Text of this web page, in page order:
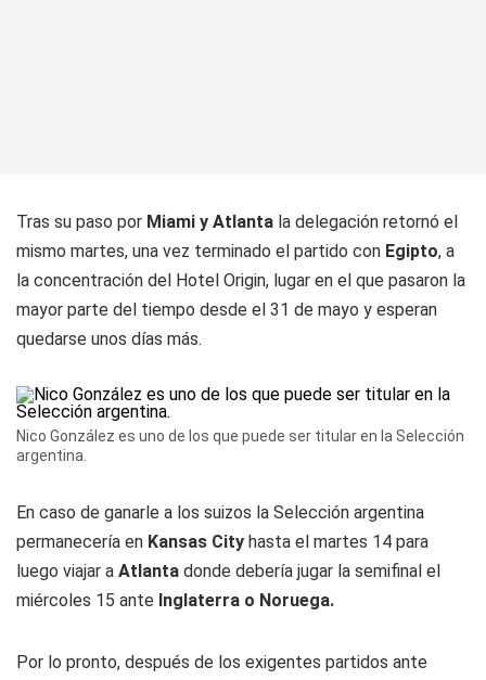
Tras su paso por Miami y Atlanta la delegación retornó el
mismo martes, una vez terminado el partido con Egipto, a
la concentración del Hotel Origin, lugar en el que pasaron la
mayor parte del tiempo desde el 31 de mayo y esperan
quedarse unos días más.
Nico González es uno de los que puede ser titular en la Selección
argentina.
En caso de ganarle a los suizos la Selección argentina
permanecería en Kansas City hasta el martes 14 para
luego viajar a Atlanta donde debería jugar la semifinal el
miércoles 15 ante Inglaterra o Noruega.
Por lo pronto, después de los exigentes partidos ante